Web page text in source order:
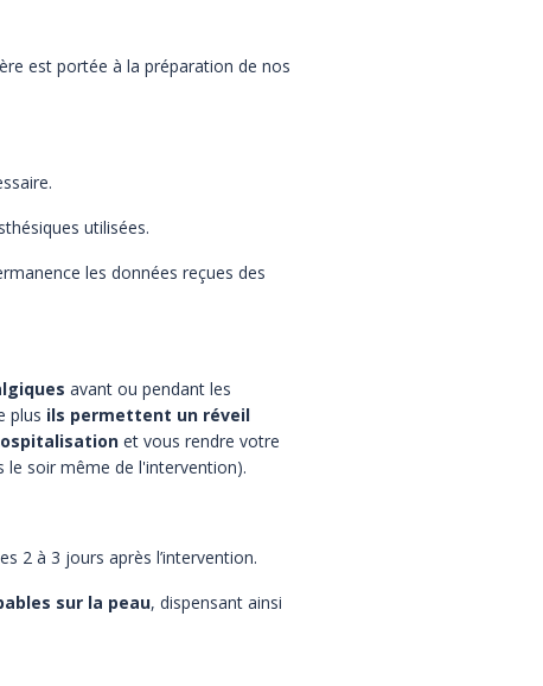
est portée à la préparation de nos
utilisées.
les données reçues des
avant ou pendant les
plus ils permettent un réveil
et vous rendre votre
le soir même de l'intervention).
2 à 3 jours après l’intervention.
sur la peau, dispensant ainsi